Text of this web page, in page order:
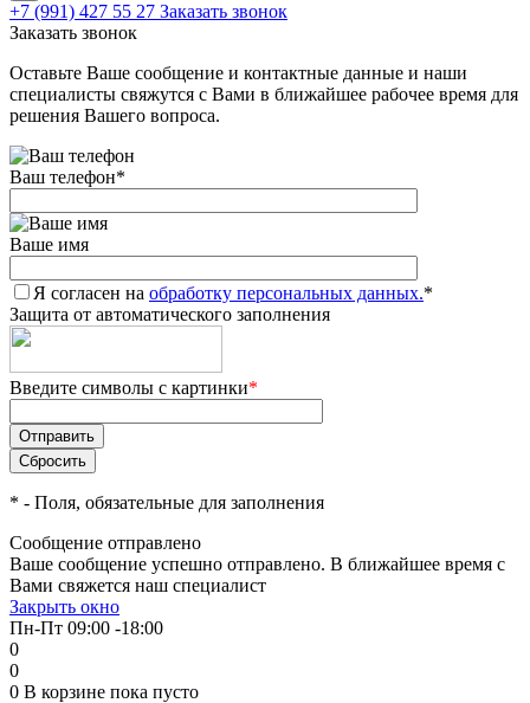
+7 (991) 427 55 27 Заказать звонок
Заказать звонок
Оставьте Ваше сообщение и контактные данные и наши
специалисты свяжутся с Вами в ближайшее рабочее время для
решения Вашего вопроса.
Ваш телефон*
Ваше имя
Я согласен на обработку персональных данных.*
Защита от автоматического заполнения
Введите символы с картинки*
* - Поля, обязательные для заполнения
Сообщение отправлено
Ваше сообщение успешно отправлено. В ближайшее время с
Вами свяжется наш специалист
Закрыть окно
Пн-Пт 09:00 -18:00
0
0
0 В корзине пока пусто
Добавляйте товары
в корзину
Оплачивайте сегодня только
25% картой любого банка
Получайте товар
выбранный способом
Оставшиеся75% будут
списыватьсяс вашей карты
по
Подробнее
об оплате Плайтом